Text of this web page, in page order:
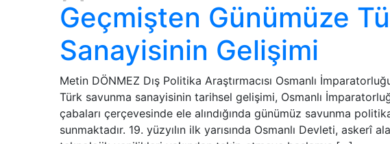
Geçmişten Günümüze
Sanayisinin Gelişimi
Metin DÖNMEZ Dış Politika Araştırmacısı Osmanlı
Türk savunma sanayisinin tarihsel gelişimi, Osmanlı
çabaları çerçevesinde ele alındığında günümüz savunma
sunmaktadır. 19. yüzyılın ilk yarısında Osmanlı Devleti, askerî